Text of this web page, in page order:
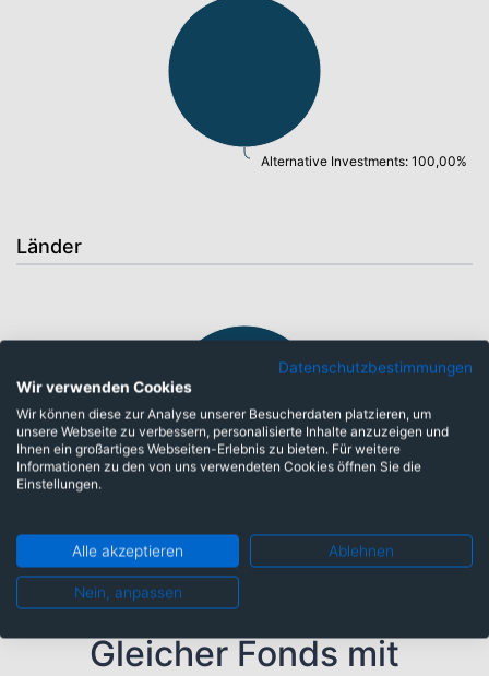
Alternative Investments: 100,00%
Länder
Gleicher Fonds mit
Datenschutzbestimmungen
Wir verwenden Cookies
Wir können diese zur Analyse unserer Besucherdaten platzieren, um
unsere Webseite zu verbessern, personalisierte Inhalte anzuzeigen und
Ihnen ein großartiges Webseiten-Erlebnis zu bieten. Für weitere
Informationen zu den von uns verwendeten Cookies öffnen Sie die
Einstellungen.
Alle akzeptieren Ablehnen
Nein, anpassen